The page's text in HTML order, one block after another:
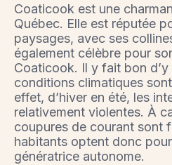
Coaticook est une
Québec. Elle est réputée
paysages, avec ses
également célèbre pour
Coaticook. Il y fait bon d’y
conditions climatiques
effet, d’hiver en été, les
relativement violentes. À
coupures de courant sont
habitants optent donc pour
génératrice autonome.